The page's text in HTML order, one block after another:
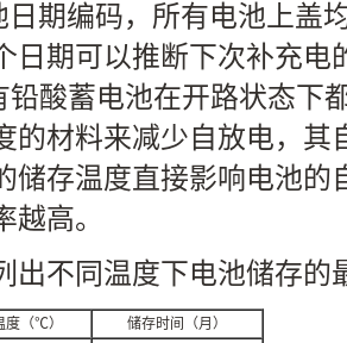
日期编码，所有电池上盖
日期可以推断下次补充电
铅酸蓄电池在开路状态下
的材料来减少自放电，其
储存温度直接影响电池的
越高。
出不同温度下电池储存的
度（℃）
储存时间（月）